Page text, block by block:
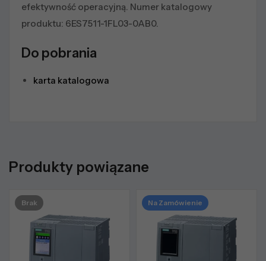
efektywność operacyjną. Numer katalogowy
produktu: 6ES7511-1FL03-0AB0.
Do pobrania
karta katalogowa
Produkty powiązane
Brak Na Zamówienie